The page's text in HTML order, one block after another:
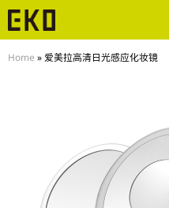
Home » 爱美拉高清日光感应化妆镜